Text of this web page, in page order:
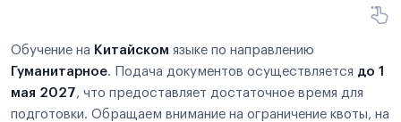
Обучение на Китайском языке по направлению
Гуманитарное. Подача документов осуществляется до 1
мая 2027, что предоставляет достаточное время для
подготовки. Обращаем внимание на ограничение квоты, на